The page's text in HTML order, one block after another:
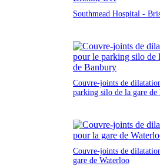
Southmead Hospital -
Couvre-joints de
parking silo de la gare de
Couvre-joints de
gare de Waterloo